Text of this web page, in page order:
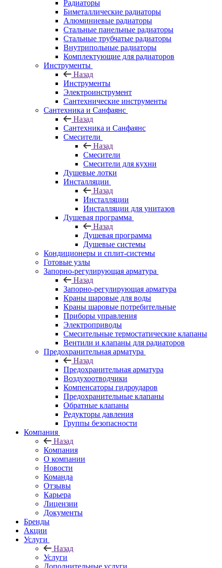
Радиаторы
Биметаллические радиаторы
Алюминиевые радиаторы
Стальные панельные радиаторы
Стальные трубчатые радиаторы
Внутрипольные радиаторы
Комплектующие для радиаторов
Инструменты
Назад
Инструменты
Электроинструмент
Сантехнические инструменты
Сантехника и Санфаянс
Назад
Сантехника и Санфаянс
Смесители
Назад
Смесители
Смесители для кухни
Душевые лотки
Инсталляции
Назад
Инсталляции
Инсталляции для унитазов
Душевая программа
Назад
Душевая программа
Душевые системы
Кондиционеры и сплит-системы
Готовые узлы
Запорно-регулирующая арматура
Назад
Запорно-регулирующая арматура
Краны шаровые для воды
Краны шаровые потребительные
Приборы управления
Электроприводы
Смесительные термостатические клапаны
Вентили и клапаны для радиаторов
Предохранительная арматура
Назад
Предохранительная арматура
Воздухоотводчики
Компенсаторы гидроударов
Предохранительные клапаны
Обратные клапаны
Редукторы давления
Группы безопасности
Компания
Назад
Компания
О компании
Новости
Команда
Отзывы
Карьера
Лицензии
Документы
Бренды
Акции
Услуги
Назад
Услуги
Дополнительные услуги